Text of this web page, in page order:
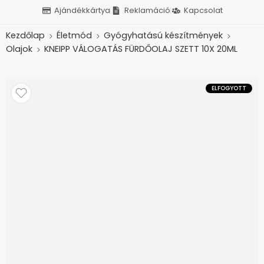
Ajándékkártya Reklamáció Kapcsolat
Kezdőlap Életmód
Gyógyhatású készítmények
Olajok
KNEIPP VÁLOGATÁS FÜRDŐOLAJ SZETT 10X 20ML
ELFOGYOTT